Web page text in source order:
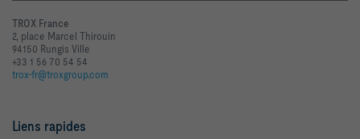
TROX France
2, place Marcel Thirouin
94150 Rungis Ville
+33 1 56 70 54 54
trox-fr@troxgroup.com
Liens rapides